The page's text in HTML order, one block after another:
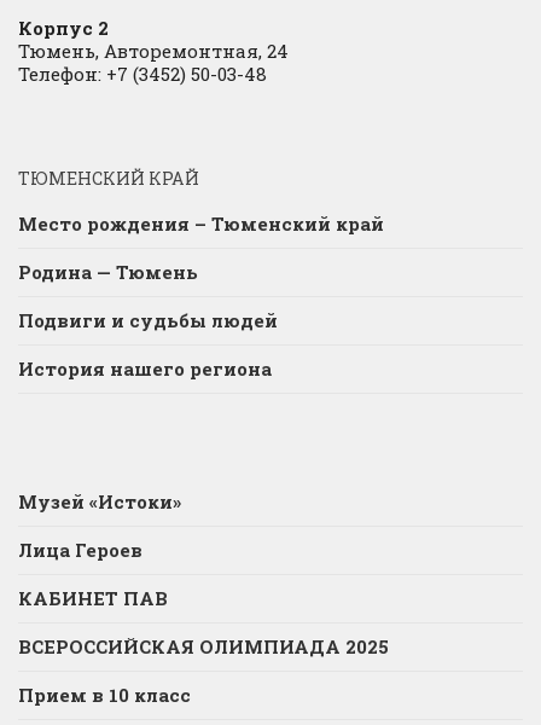
Корпус 2
Тюмень, Авторемонтная, 24
Телефон: +7 (3452) 50-03-48
ТЮМЕНСКИЙ КРАЙ
Место рождения – Тюменский край
Родина — Тюмень
Подвиги и судьбы людей
История нашего региона
Музей «Истоки»
Лица Героев
КАБИНЕТ ПАВ
ВСЕРОССИЙСКАЯ ОЛИМПИАДА 2025
Прием в 10 класс